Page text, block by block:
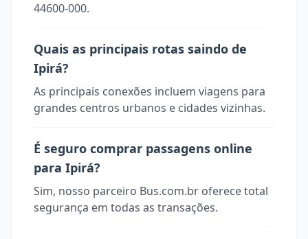
44600-000.
Quais as principais rotas saindo de
Ipirá?
As principais conexões incluem viagens para
grandes centros urbanos e cidades vizinhas.
É seguro comprar passagens online
para Ipirá?
Sim, nosso parceiro Bus.com.br oferece total
segurança em todas as transações.